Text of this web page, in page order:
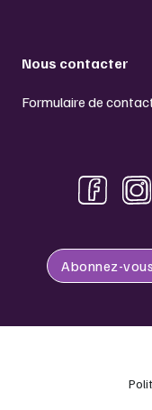
Nous contacter
Formulaire de
Abonnez-